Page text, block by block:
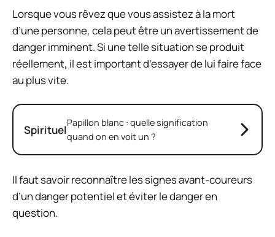
Lorsque vous rêvez que vous assistez à la mort
d’une personne, cela peut être un avertissement de
danger imminent. Si une telle situation se produit
réellement, il est important d’essayer de lui faire face
au plus vite.
SpirituelPapillon blanc : quelle signification
quand on en voit un ?
Il faut savoir reconnaître les signes avant-coureurs
d’un danger potentiel et éviter le danger en
question.